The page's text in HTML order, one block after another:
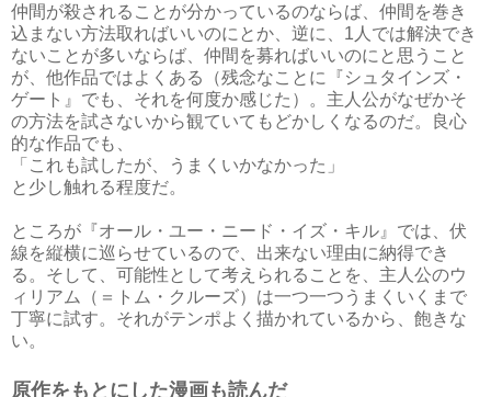
仲間が殺されることが分かっているのならば、仲間を巻き
込まない方法取ればいいのにとか、逆に、1人では解決でき
ないことが多いならば、仲間を募ればいいのにと思うこと
が、他作品ではよくある（残念なことに『シュタインズ・
ゲート』でも、それを何度か感じた）。主人公がなぜかそ
の方法を試さないから観ていてもどかしくなるのだ。良心
的な作品でも、
「これも試したが、うまくいかなかった」
と少し触れる程度だ。
ところが『オール・ユー・ニード・イズ・キル』では、伏
線を縦横に巡らせているので、出来ない理由に納得でき
る。そして、可能性として考えられることを、主人公のウ
ィリアム（＝トム・クルーズ）は一つ一つうまくいくまで
丁寧に試す。それがテンポよく描かれているから、飽きな
い。
原作をもとにした漫画も読んだ